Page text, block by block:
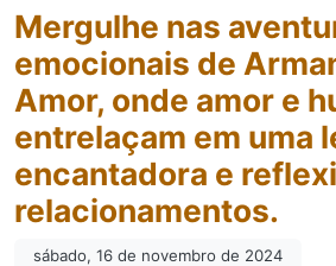
Mergulhe nas
emocionais de
Amor, onde amor e
entrelaçam em uma
encantadora e
relacionamentos.
sábado, 16 de novembro de 2024